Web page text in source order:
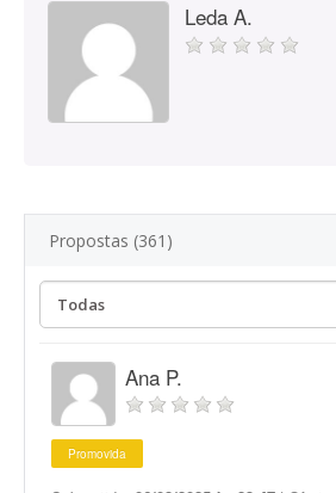
Leda A.
Propostas (361)
Ana P.
Promovida